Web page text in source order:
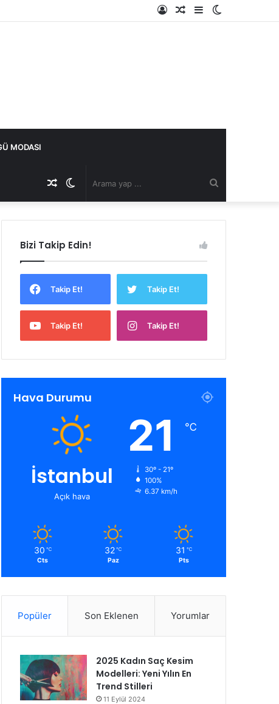
Kenar
Rastgele
Kayıt
MODASI
yap
görünümü
Rastgele
Makale
Bizi Takip Edin!
Takip Et! Takip Et!
Takip Et! Takip Et!
Hava Durumu
İstanbul
Açık hava
21 ℃
30º - 21º
100%
6.37 km/h
30 ℃
Cts
32 ℃
Paz
31 ℃
Pts
Popüler Son Eklenen Yorumlar
2025 Kadın Saç Kesim
Modelleri: Yeni Yılın En
Trend Stilleri
11 Eylül 2024